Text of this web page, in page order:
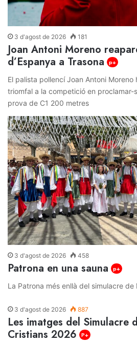
3 d'agost de 2026 181
Joan Antoni Moreno
d’Espanya a Trasona
p+
El palista pollencí Joan Antoni
triomfal a la competició en proclamar-
prova de C1 200 metres
3 d'agost de 2026 458
Patrona en una sauna p+
La Patrona més enllà del simulacre de
3 d'agost de 2026 887
Les imatges del Simulacre
Cristians 2026
P+